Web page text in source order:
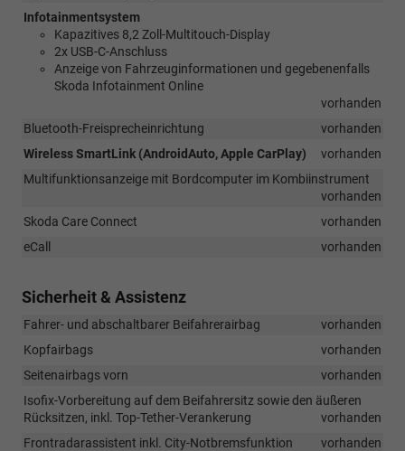
Infotainmentsystem
Kapazitives 8,2 Zoll-Multitouch-Display
2x USB-C-Anschluss
Anzeige von Fahrzeuginformationen und gegebenenfalls
Skoda Infotainment Online
vorhanden
Bluetooth-Freisprecheinrichtung
vorhanden
Wireless SmartLink (AndroidAuto, Apple CarPlay)
vorhanden
Multifunktionsanzeige mit Bordcomputer im Kombiinstrument
vorhanden
Skoda Care Connect
vorhanden
eCall
vorhanden
Sicherheit & Assistenz
Fahrer- und abschaltbarer Beifahrerairbag
vorhanden
Kopfairbags
vorhanden
Seitenairbags vorn
vorhanden
Isofix-Vorbereitung auf dem Beifahrersitz sowie den äußeren
Rücksitzen, inkl. Top-Tether-Verankerung
vorhanden
Frontradarassistent inkl. City-Notbremsfunktion
vorhanden